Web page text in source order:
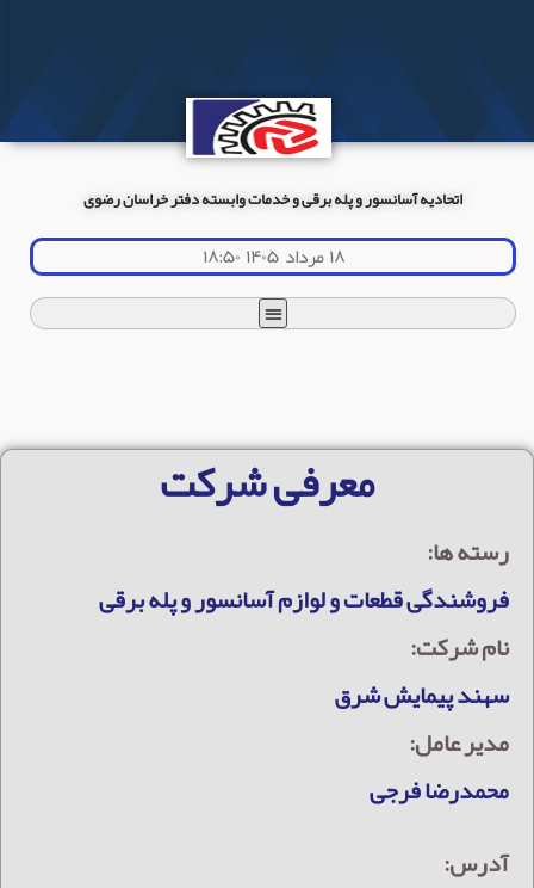
اتحادیه آسانسور و پله برقی و خدمات وابسته دفتر خراسان رضوی
۱۸ مرداد ۱۴۰۵ ۱۸:۵۰
معرفی شرکت
رسته ها:
فروشندگی قطعات و لوازم آسانسور و پله برقی
نام شرکت:
سهند پیمایش شرق
مدیر عامل:
محمدرضا فرجی
آدرس: